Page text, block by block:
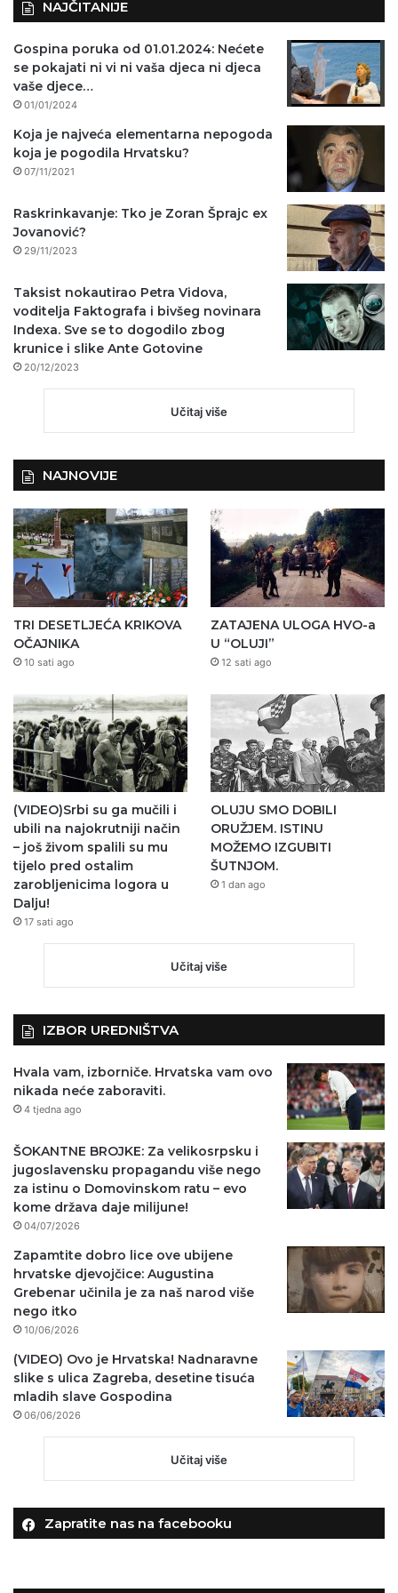
NAJČITANIJE
Gospina poruka od 01.01.2024: Nećete
se pokajati ni vi ni vaša djeca ni djeca
vaše djece…
01/01/2024
Koja je najveća elementarna nepogoda
koja je pogodila Hrvatsku?
07/11/2021
Raskrinkavanje: Tko je Zoran Šprajc ex
Jovanović?
29/11/2023
Taksist nokautirao Petra Vidova,
voditelja Faktografa i bivšeg novinara
Indexa. Sve se to dogodilo zbog
krunice i slike Ante Gotovine
20/12/2023
Učitaj više
NAJNOVIJE
TRI DESETLJEĆA KRIKOVA
OČAJNIKA
10 sati ago
ZATAJENA ULOGA HVO-a
U “OLUJI”
12 sati ago
(VIDEO)Srbi su ga mučili i
ubili na najokrutniji način
– još živom spalili su mu
tijelo pred ostalim
zarobljenicima logora u
Dalju!
17 sati ago
OLUJU SMO DOBILI
ORUŽJEM. ISTINU
MOŽEMO IZGUBITI
ŠUTNJOM.
1 dan ago
Učitaj više
IZBOR UREDNIŠTVA
Hvala vam, izborniče. Hrvatska vam ovo
nikada neće zaboraviti.
4 tjedna ago
ŠOKANTNE BROJKE: Za velikosrpsku i
jugoslavensku propagandu više nego
za istinu o Domovinskom ratu – evo
kome država daje milijune!
04/07/2026
Zapamtite dobro lice ove ubijene
hrvatske djevojčice: Augustina
Grebenar učinila je za naš narod više
nego itko
10/06/2026
(VIDEO) Ovo je Hrvatska! Nadnaravne
slike s ulica Zagreba, desetine tisuća
mladih slave Gospodina
06/06/2026
Učitaj više
Zapratite nas na facebooku